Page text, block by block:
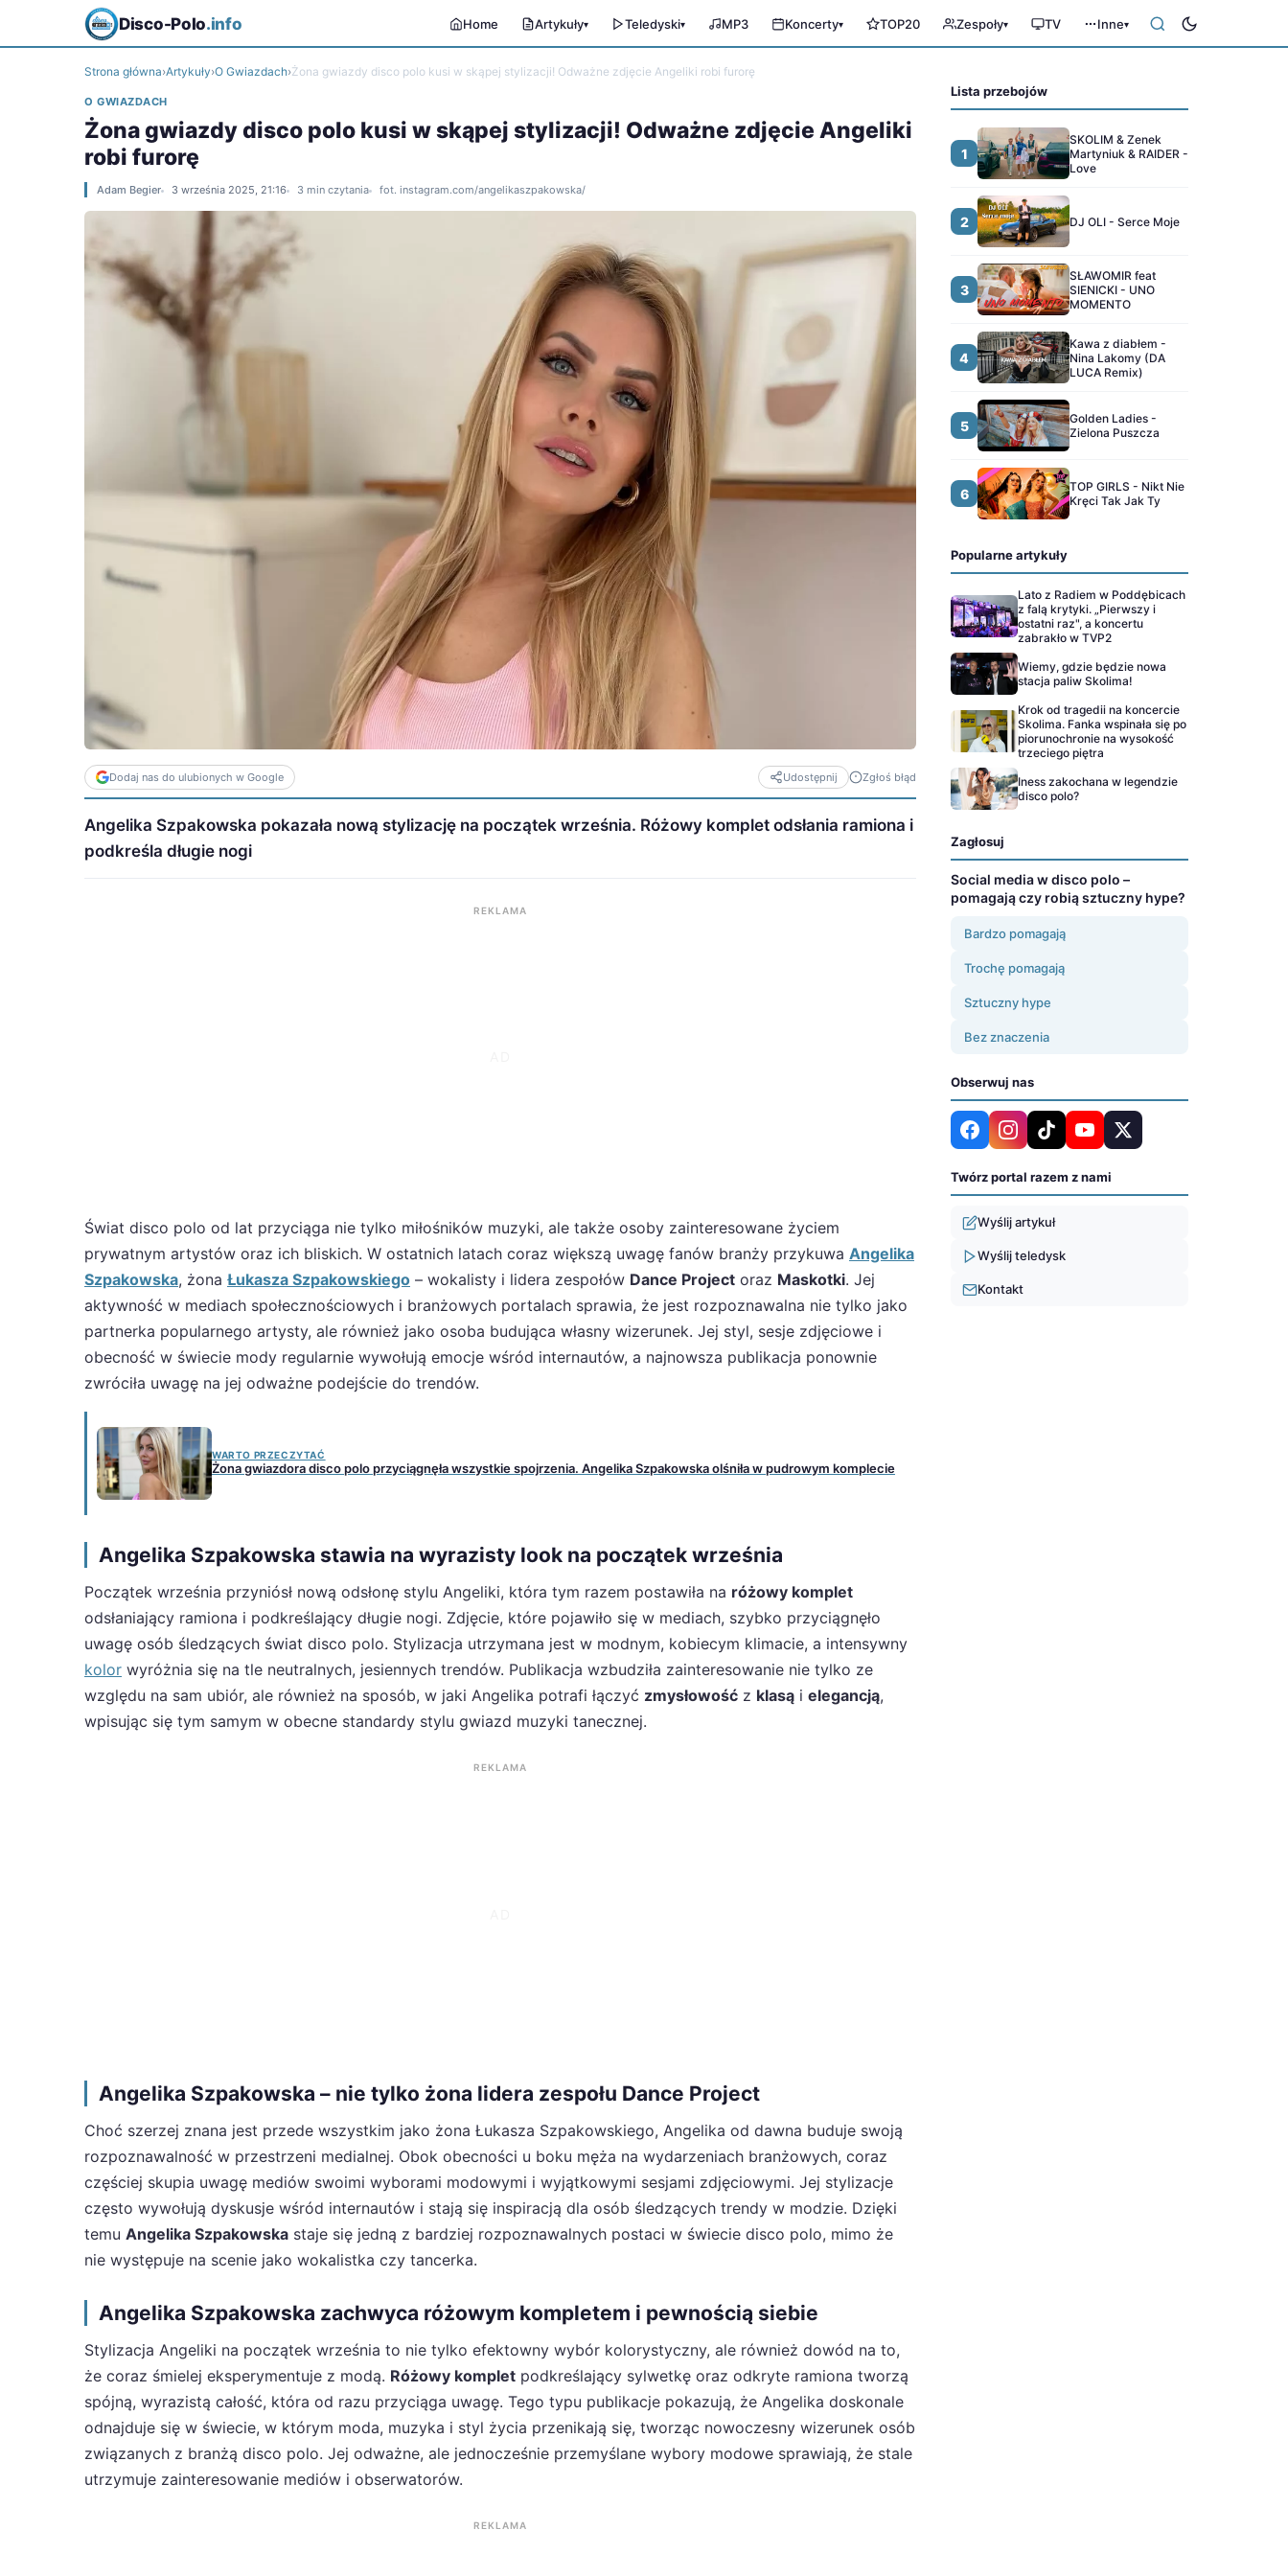
Disco-Polo.info Home Artykuły▾ Teledyski▾ MP3 Koncerty▾ TOP20 Zespoły▾ TV Inne▾
Strona główna›Artykuły›O Gwiazdach›Żona gwiazdy disco polo kusi w skąpej stylizacji! Odważne zdjęcie Angeliki robi furorę
O GWIAZDACH
Żona gwiazdy disco polo kusi w skąpej stylizacji! Odważne zdjęcie Angeliki
robi furorę
Adam Begier 3 września 2025, 21:16 3 min czytania fot. instagram.com/angelikaszpakowska/
Dodaj nas do ulubionych w Google Udostępnij Zgłoś błąd
Angelika Szpakowska pokazała nową stylizację na początek września. Różowy komplet odsłania ramiona i
podkreśla długie nogi
REKLAMA
Świat disco polo od lat przyciąga nie tylko miłośników muzyki, ale także osoby zainteresowane życiem
prywatnym artystów oraz ich bliskich. W ostatnich latach coraz większą uwagę fanów branży przykuwa Angelika
Szpakowska, żona Łukasza Szpakowskiego – wokalisty i lidera zespołów Dance Project oraz Maskotki. Jej
aktywność w mediach społecznościowych i branżowych portalach sprawia, że jest rozpoznawalna nie tylko jako
partnerka popularnego artysty, ale również jako osoba budująca własny wizerunek. Jej styl, sesje zdjęciowe i
obecność w świecie mody regularnie wywołują emocje wśród internautów, a najnowsza publikacja ponownie
zwróciła uwagę na jej odważne podejście do trendów.
WARTO PRZECZYTAĆ
Żona gwiazdora disco polo przyciągnęła wszystkie spojrzenia. Angelika Szpakowska olśniła w pudrowym komplecie
Angelika Szpakowska stawia na wyrazisty look na początek września
Początek września przyniósł nową odsłonę stylu Angeliki, która tym razem postawiła na różowy komplet
odsłaniający ramiona i podkreślający długie nogi. Zdjęcie, które pojawiło się w mediach, szybko przyciągnęło
uwagę osób śledzących świat disco polo. Stylizacja utrzymana jest w modnym, kobiecym klimacie, a intensywny
kolor wyróżnia się na tle neutralnych, jesiennych trendów. Publikacja wzbudziła zainteresowanie nie tylko ze
względu na sam ubiór, ale również na sposób, w jaki Angelika potrafi łączyć zmysłowość z klasą i elegancją,
wpisując się tym samym w obecne standardy stylu gwiazd muzyki tanecznej.
REKLAMA
Angelika Szpakowska – nie tylko żona lidera zespołu Dance Project
Choć szerzej znana jest przede wszystkim jako żona Łukasza Szpakowskiego, Angelika od dawna buduje swoją
rozpoznawalność w przestrzeni medialnej. Obok obecności u boku męża na wydarzeniach branżowych, coraz
częściej skupia uwagę mediów swoimi wyborami modowymi i wyjątkowymi sesjami zdjęciowymi. Jej stylizacje
często wywołują dyskusje wśród internautów i stają się inspiracją dla osób śledzących trendy w modzie. Dzięki
temu Angelika Szpakowska staje się jedną z bardziej rozpoznawalnych postaci w świecie disco polo, mimo że
nie występuje na scenie jako wokalistka czy tancerka.
Angelika Szpakowska zachwyca różowym kompletem i pewnością siebie
Stylizacja Angeliki na początek września to nie tylko efektowny wybór kolorystyczny, ale również dowód na to,
że coraz śmielej eksperymentuje z modą. Różowy komplet podkreślający sylwetkę oraz odkryte ramiona tworzą
spójną, wyrazistą całość, która od razu przyciąga uwagę. Tego typu publikacje pokazują, że Angelika doskonale
odnajduje się w świecie, w którym moda, muzyka i styl życia przenikają się, tworząc nowoczesny wizerunek osób
związanych z branżą disco polo. Jej odważne, ale jednocześnie przemyślane wybory modowe sprawiają, że stale
utrzymuje zainteresowanie mediów i obserwatorów.
REKLAMA
Lista przebojów
1
SKOLIM & Zenek
Martyniuk & RAIDER -
Love
2 DJ OLI - Serce Moje
3
SŁAWOMIR feat
SIENICKI - UNO
MOMENTO
4
Kawa z diabłem -
Nina Lakomy (DA
LUCA Remix)
5
Golden Ladies -
Zielona Puszcza
6
TOP GIRLS - Nikt Nie
Kręci Tak Jak Ty
Popularne artykuły
Lato z Radiem w Poddębicach
z falą krytyki. „Pierwszy i
ostatni raz", a koncertu
zabrakło w TVP2
Wiemy, gdzie będzie nowa
stacja paliw Skolima!
Krok od tragedii na koncercie
Skolima. Fanka wspinała się po
piorunochronie na wysokość
trzeciego piętra
Iness zakochana w legendzie
disco polo?
Zagłosuj
Social media w disco polo –
pomagają czy robią sztuczny hype?
Bardzo pomagają
Trochę pomagają
Sztuczny hype
Bez znaczenia
Obserwuj nas
Twórz portal razem z nami
Wyślij artykuł
Wyślij teledysk
Kontakt